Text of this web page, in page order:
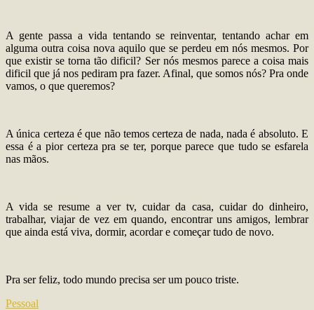
A gente passa a vida tentando se reinventar, tentando achar em
alguma outra coisa nova aquilo que se perdeu em nós mesmos. Por
que existir se torna tão dificil? Ser nós mesmos parece a coisa mais
dificil que já nos pediram pra fazer. Afinal, que somos nós? Pra onde
vamos, o que queremos?
A única certeza é que não temos certeza de nada, nada é absoluto. E
essa é a pior certeza pra se ter, porque parece que tudo se esfarela
nas mãos.
A vida se resume a ver tv, cuidar da casa, cuidar do dinheiro,
trabalhar, viajar de vez em quando, encontrar uns amigos, lembrar
que ainda está viva, dormir, acordar e começar tudo de novo.
Pra ser feliz, todo mundo precisa ser um pouco triste.
Pessoal